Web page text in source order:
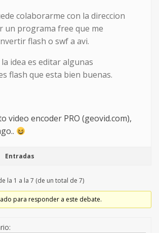
colaborarme con la direccion
un programa free que me
flash o swf a avi.
idea es editar algunas
flash que esta bien buenas.
video encoder PRO (geovid.com),
Entradas
la 1 a la 7 (de un total de 7)
para responder a este debate.